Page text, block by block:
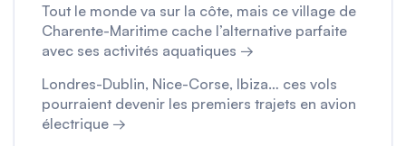
Tout le monde va sur la côte, mais ce village de
Charente-Maritime cache l’alternative parfaite
avec ses activités aquatiques →
Londres-Dublin, Nice-Corse, Ibiza… ces vols
pourraient devenir les premiers trajets en avion
électrique →